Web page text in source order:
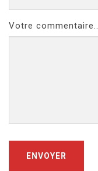
Votre commentaire..
ENVOYER